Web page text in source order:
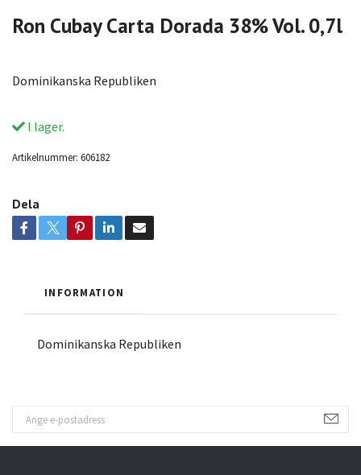
Ron Cubay Carta Dorada 38% Vol. 0,7l
Dominikanska Republiken
I lager.
Artikelnummer: 606182
Dela
INFORMATION
Dominikanska Republiken